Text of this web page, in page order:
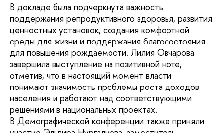
В докладе была подчеркнута важность
поддержания репродуктивного здоровья, развития
ценностных установок, создания комфортной
среды для жизни и поддержания благосостояния
для повышения рождаемости. Лилия Овчарова
завершила выступление на позитивной ноте,
отметив, что в настоящий момент власти
понимают значимость проблемы роста доходов
населения и работают над соответствующими
решениями в национальных проектах.
В Демографической конференции также приняли